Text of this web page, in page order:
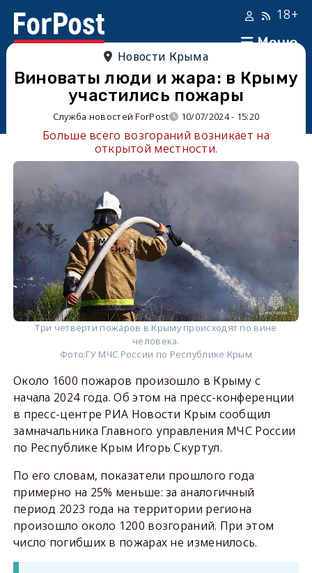
Меню
18+
Новости Крыма
Виноваты люди и жара: в Крыму
участились пожары
Служба новостей ForPost 10/07/2024 - 15:20
Больше всего возгораний возникает на
открытой местности.
Три четверти пожаров в Крыму происходят по вине
человека.
Фото:ГУ МЧС России по Республике Крым
Около 1600 пожаров произошло в Крыму с
начала 2024 года. Об этом на пресс-конференции
в пресс-центре РИА Новости Крым сообщил
замначальника Главного управления МЧС России
по Республике Крым Игорь Скуртул.
По его словам, показатели прошлого года
примерно на 25% меньше: за аналогичный
период 2023 года на территории региона
произошло около 1200 возгораний. При этом
число погибших в пожарах не изменилось.